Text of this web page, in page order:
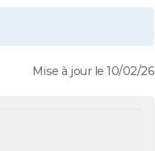
Mise à jour le 10/02/26